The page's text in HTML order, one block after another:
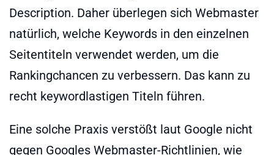
Description. Daher überlegen sich Webmaster
natürlich, welche Keywords in den einzelnen
Seitentiteln verwendet werden, um die
Rankingchancen zu verbessern. Das kann zu
recht keywordlastigen Titeln führen.
Eine solche Praxis verstößt laut Google nicht
gegen Googles Webmaster-Richtlinien, wie